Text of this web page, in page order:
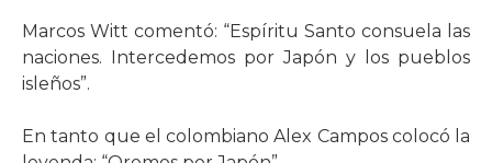
Marcos Witt comentó: “Espíritu Santo consuela las
naciones. Intercedemos por Japón y los pueblos
isleños”.
En tanto que el colombiano Alex Campos colocó la